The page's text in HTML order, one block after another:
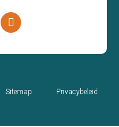
Sitemap Privacybeleid